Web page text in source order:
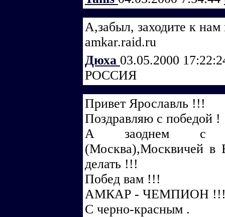
А,забыл, заходите к
amkar.raid.ru
Дюха 03.05.2000
РОССИЯ
Привет Ярославль !!!
Поздравляю с победой !
А заоднем с
(Москва),Москвичей в
делать !!!
Побед вам !!!
АМКАР - ЧЕМПИОН
С черно-красным .